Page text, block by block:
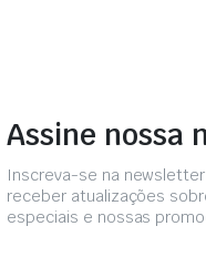
Assine nossa
Inscreva-se na
receber atualizações
especiais e nossas